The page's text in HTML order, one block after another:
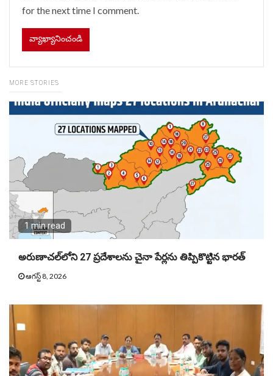
for the next time I comment.
MORE STORIES
1 min read
అరుణాచల్‌లోని 27 ప్రదేశాలను చైనా పేర్లను తిప్పికొట్టిన భారత్
ఆగస్ట్ 8, 2026